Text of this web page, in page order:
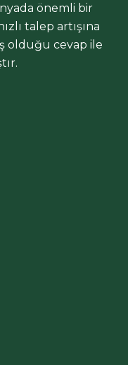
önemli bir
talep artışına
olduğu cevap ile